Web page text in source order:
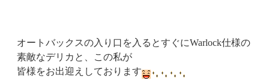
オートバックスの入り口を入るとすぐにWarlock仕様の
素敵なデリカと、この私が
皆様をお出迎えしております